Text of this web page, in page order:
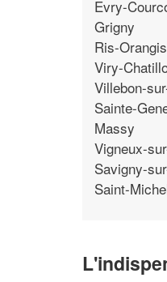
Evry-
Grigny
Ris-Orangis
Viry-
Villebon-
Sainte-
Massy
Vigneux-
Savigny-
Saint-